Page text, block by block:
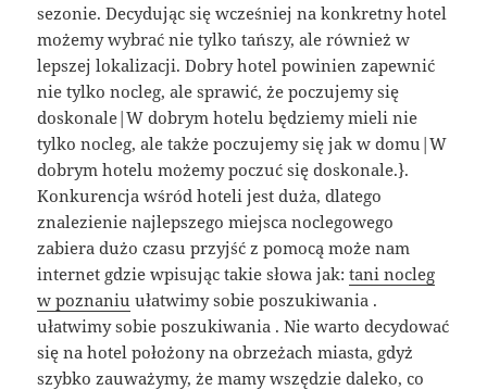
sezonie. Decydując się wcześniej na konkretny hotel
możemy wybrać nie tylko tańszy, ale również w
lepszej lokalizacji. Dobry hotel powinien zapewnić
nie tylko nocleg, ale sprawić, że poczujemy się
doskonale|W dobrym hotelu będziemy mieli nie
tylko nocleg, ale także poczujemy się jak w domu|W
dobrym hotelu możemy poczuć się doskonale.}.
Konkurencja wśród hoteli jest duża, dlatego
znalezienie najlepszego miejsca noclegowego
zabiera dużo czasu przyjść z pomocą może nam
internet gdzie wpisując takie słowa jak:tani nocleg
w poznaniu ułatwimy sobie poszukiwania .
ułatwimy sobie poszukiwania . Nie warto decydować
się na hotel położony na obrzeżach miasta, gdyż
szybko zauważymy, że mamy wszędzie daleko, co